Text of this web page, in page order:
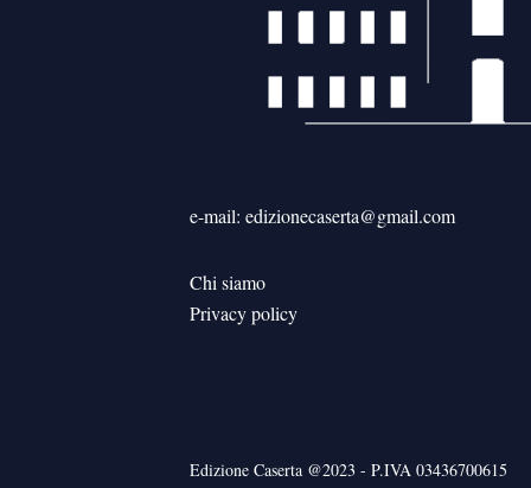
e-mail: edizionecaserta@gmail.com
Chi siamo
Privacy policy
Edizione Caserta @2023 - P.IVA 03436700615